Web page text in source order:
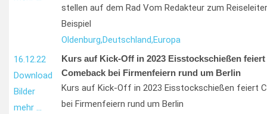
stellen auf dem Rad Vom Redakteur zum
Beispiel
Oldenburg,Deutschland,Europa
16.12.22
Download
Bilder
mehr …
Kurs auf Kick-Off in 2023 Eisstockschießen feiert
Comeback bei Firmenfeiern rund um Berlin
Kurs auf Kick-Off in 2023 Eisstockschießen feiert
bei Firmenfeiern rund um Berlin